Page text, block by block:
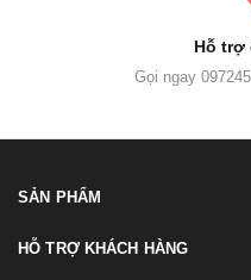
Hỗ trợ
Gọi ngay
SẢN PHẨM
HỖ TRỢ KHÁCH HÀNG